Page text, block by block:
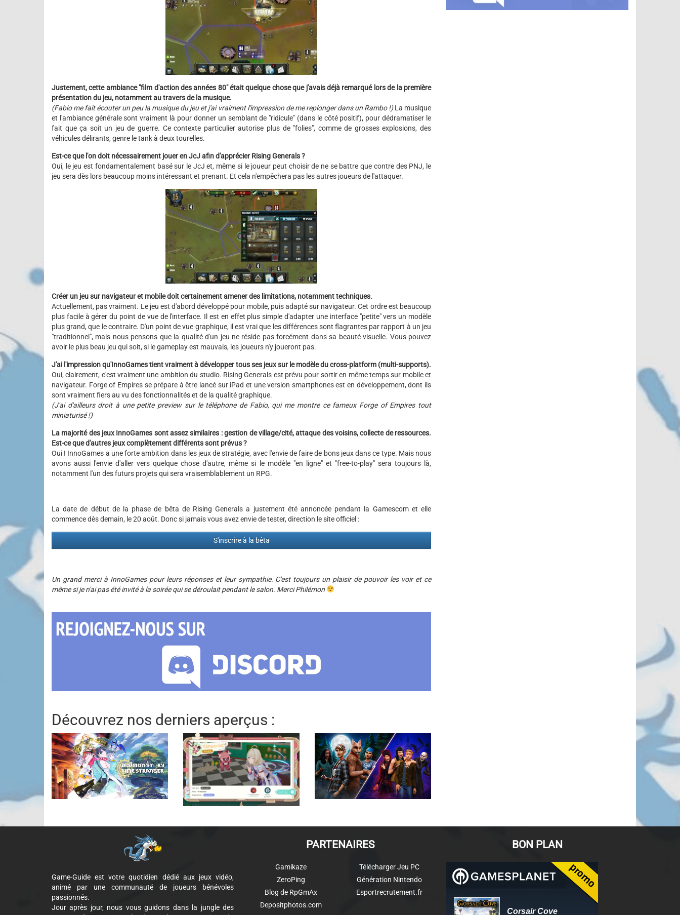
Justement, cette ambiance "film d'action des années 80" était quelque chose que j'avais déjà remarqué lors de la première
présentation du jeu, notamment au travers de la musique.
(Fabio me fait écouter un peu la musique du jeu et j'ai vraiment l'impression de me replonger dans un Rambo !)La musique
et l'ambiance générale sont vraiment là pour donner un semblant de "ridicule" (dans le côté positif), pour dédramatiser le
fait que ça soit un jeu de guerre. Ce contexte particulier autorise plus de "folies", comme de grosses explosions, des
véhicules délirants, genre le tank à deux tourelles.
Est-ce que l'on doit nécessairement jouer en JcJ afin d'apprécier Rising Generals ?
Oui, le jeu est fondamentalement basé sur le JcJ et, même si le joueur peut choisir de ne se battre que contre des PNJ, le
jeu sera dès lors beaucoup moins intéressant et prenant. Et cela n'empêchera pas les autres joueurs de l'attaquer.
Créer un jeu sur navigateur et mobile doit certainement amener des limitations, notamment techniques.
Actuellement, pas vraiment. Le jeu est d'abord développé pour mobile, puis adapté sur navigateur. Cet ordre est beaucoup
plus facile à gérer du point de vue de l'interface. Il est en effet plus simple d'adapter une interface "petite" vers un modèle
plus grand, que le contraire. D'un point de vue graphique, il est vrai que les différences sont flagrantes par rapport à un jeu
"traditionnel", mais nous pensons que la qualité d'un jeu ne réside pas forcément dans sa beauté visuelle. Vous pouvez
avoir le plus beau jeu qui soit, si le gameplay est mauvais, les joueurs n'y joueront pas.
J'ai l'impression qu'InnoGames tient vraiment à développer tous ses jeux sur le modèle du cross-platform (multi-supports).
Oui, clairement, c'est vraiment une ambition du studio. Rising Generals est prévu pour sortir en même temps sur mobile et
navigateur. Forge of Empires se prépare à être lancé sur iPad et une version smartphones est en développement, dont ils
sont vraiment fiers au vu des fonctionnalités et de la qualité graphique.
(J'ai d'ailleurs droit à une petite preview sur le téléphone de Fabio, qui me montre ce fameux Forge of Empires tout
miniaturisé !)
La majorité des jeux InnoGames sont assez similaires : gestion de village/cité, attaque des voisins, collecte de ressources.
Est-ce que d'autres jeux complètement différents sont prévus ?
Oui ! InnoGames a une forte ambition dans les jeux de stratégie, avec l'envie de faire de bons jeux dans ce type. Mais nous
avons aussi l'envie d'aller vers quelque chose d'autre, même si le modèle "en ligne" et "free-to-play" sera toujours là,
notamment l'un des futurs projets qui sera vraisemblablement un RPG.
La date de début de la phase de bêta de Rising Generals a justement été annoncée pendant la Gamescom et elle
commence dès demain, le 20 août. Donc si jamais vous avez envie de tester, direction le site officiel :
S'inscrire à la bêta
Un grand merci à InnoGames pour leurs réponses et leur sympathie. C'est toujours un plaisir de pouvoir les voir et ce
même si je n'ai pas été invité à la soirée qui se déroulait pendant le salon. Merci Philémon
Découvrez nos derniers aperçus :
Game-Guide est votre quotidien dédié aux jeux vidéo,
animé par une communauté de joueurs bénévoles
passionnés.
Jour après jour, nous vous guidons dans la jungle des
PARTENAIRES
Gamikaze
ZeroPing
Blog de RpGmAx
Depositphotos.com
Télécharger Jeu PC
Génération Nintendo
Esportrecrutement.fr
BON PLAN